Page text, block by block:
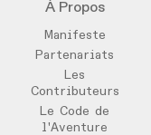
À Propos
Manifeste
Partenariats
Les
Contributeurs
Le Code de
l'Aventure